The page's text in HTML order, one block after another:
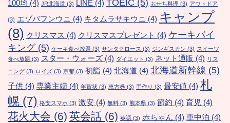
100均 (4) JR北海道 (3) LINE (4) TOEIC (5) おせち料理 (3) アウトドア
(3) エゾバフンウニ (4) キタムラサキウニ (4) キャンプ
(8) クリスマス (4) クリスマスプレゼント (4) ケーキバイ
キング(5) ケーキ食べ放題 (3) サンタクロース (3) ジンギスカン (3) スイーツ
食べ放題 (3) スター・ウォーズ (4) ダイエット (3) ネット通販 (4) リス
ニング (3) ロイズ (3) 京都 (3) 初詣 (4) 北海道 (4) 北海道新幹線 (5)
子供 (4) 専業主婦 (4) 年賀状 (3) 恵方巻 (3) 手作り (3) 最安値 (4) 札
幌 (7) 格安スマホ (3) 激安 (4) 無料 (3) 熊本県 (3) 節約 (4) 育児 (4)
花火大会 (6) 英会話 (6) 英語 (3) 赤ちゃん (4) 車中泊 (4)